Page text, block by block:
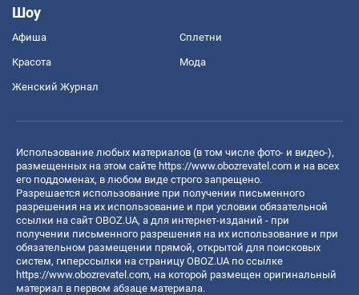
Шоу
Афиша Сплетни
Красота Мода
Женский Журнал
Использование любых материалов (в том числе фото- и видео-),
размещенных на этом сайте https://www.obozrevatel.com и на всех
его поддоменах, в любом виде строго запрещено.
Разрешается использование при получении письменного
разрешения на их использование и при условии обязательной
ссылки на сайт OBOZ.UA, а для интернет-изданий - при
получении письменного разрешения на их использование и при
обязательном размещении прямой, открытой для поисковых
систем, гиперссылки на страницу OBOZ.UA по ссылке
https://www.obozrevatel.com, на которой размещен оригинальный
материал в первом абзаце материала.